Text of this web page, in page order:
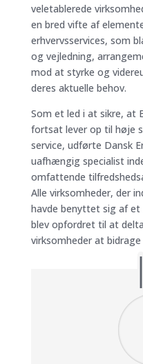
veletablerede
en bred vifte af
erhvervsservices, som
og vejledning,
mod at styrke og
deres aktuelle behov.
Som et led i at sikre, at
fortsat lever op til høje
service, udførte Dansk
uafhængig specialist
omfattende
Alle virksomheder, der
havde benyttet sig af et
blev opfordret til at
virksomheder at